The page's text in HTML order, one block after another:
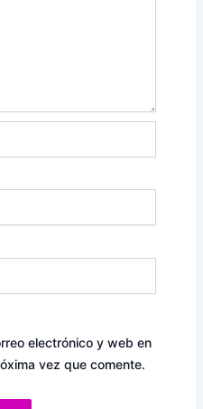
electrónico y web en
vez que comente.